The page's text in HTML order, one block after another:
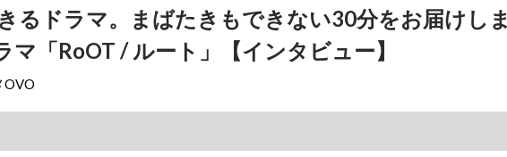
るドラマ。まばたきもできない30分をお届けしま
RoOT / ルート」【インタビュー】
OVO